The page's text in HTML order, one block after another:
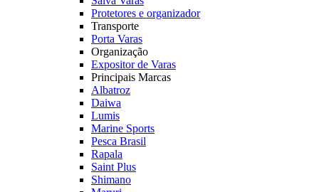
Protetores e organizador
Transporte
Porta Varas
Organização
Expositor de Varas
Principais Marcas
Albatroz
Daiwa
Lumis
Marine Sports
Pesca Brasil
Rapala
Saint Plus
Shimano